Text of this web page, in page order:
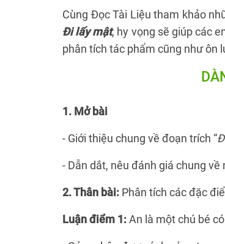
Cùng Đọc Tài Liệu tham khảo
Đi lấy mật, hy vọng sẽ giúp các
phân tích tác phẩm cũng như ôn
1. Mở bài
- Giới thiệu chung về đoạn trích “
- Dẫn dắt, nêu đánh giá chung về
2. Thân bài: Phân tích các đặc
Luận điểm 1:An là một chú bé